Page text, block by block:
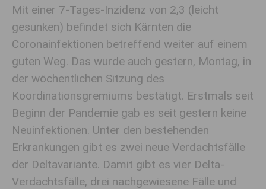
Mit einer 7-Tages-Inzidenz von 2,3 (leicht
gesunken) befindet sich Kärnten die
Coronainfektionen betreffend weiter auf einem
guten Weg. Das wurde auch gestern, Montag, in
der wöchentlichen Sitzung des
Koordinationsgremiums bestätigt. Erstmals seit
Beginn der Pandemie gab es seit gestern keine
Neuinfektionen. Unter den bestehenden
Erkrankungen gibt es zwei neue Verdachtsfälle
der Deltavariante. Damit gibt es vier Delta-
Verdachtsfälle, drei nachgewiesene Fälle und